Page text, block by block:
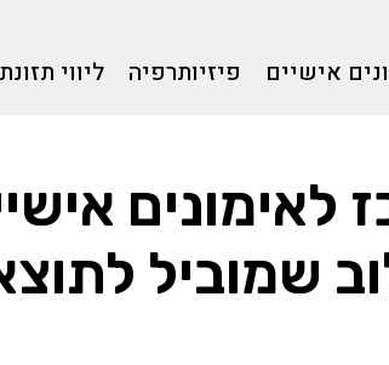
אישיים פיזיותרפיה ליווי
לאימונים
שמוביל